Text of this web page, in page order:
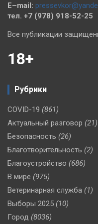
E–mail:
тел. +7 (978) 918-52-25
Все публикации
18+
Рубрики
COVID-19 (861)
Актуальный разговор (21)
Безопасность (26)
Благотворительность (2)
Благоустройство (686)
В мире (975)
Ветеринарная служба (1)
Выборы 2025 (10)
Город (8036)